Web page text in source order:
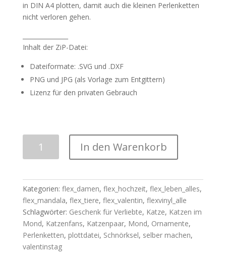
in DIN A4 plotten, damit auch die kleinen Perlenketten
nicht verloren gehen.
Inhalt der ZiP-Datei:
Dateiformate: .SVG und .DXF
PNG und JPG (als Vorlage zum Entgittern)
Lizenz für den privaten Gebrauch
auf
dem
Mond"
SVG+DXF
|
Mondornament
In den Warenkorb
Kategorien: flex_damen, flex_hochzeit, flex_leben_alles,
flex_mandala, flex_tiere, flex_valentin, flexvinyl_alle
Schlagwörter: Geschenk für Verliebte, Katze, Katzen im
Mond, Katzenfans, Katzenpaar, Mond, Ornamente,
Perlenketten, plottdatei, Schnörksel, selber machen,
valentinstag